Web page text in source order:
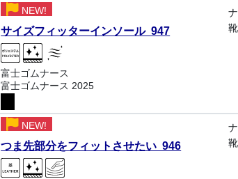
NEW!
サイズフィッターインソール 947
富士ゴムナース
富士ゴムナース 2025
NEW!
つま先部分をフィットさせたい 946